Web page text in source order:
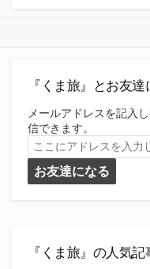
『くま旅』とお友
メールアドレスを記入
信できます。
こ
こ
に
ア
を
お友達になる
『くま旅』の人気記